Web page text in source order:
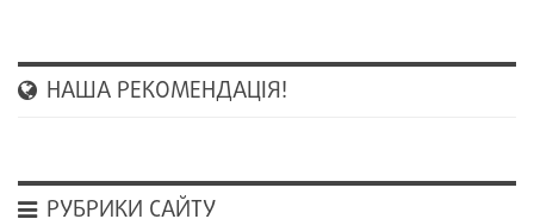
НАША РЕКОМЕНДАЦІЯ!
РУБРИКИ САЙТУ